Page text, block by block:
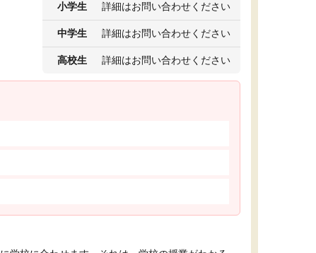
小学生 詳細はお問い合わせください
中学生 詳細はお問い合わせください
高校生 詳細はお問い合わせください